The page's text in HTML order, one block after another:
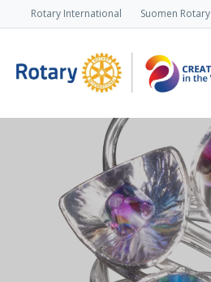
Rotary International Suomen Rotary